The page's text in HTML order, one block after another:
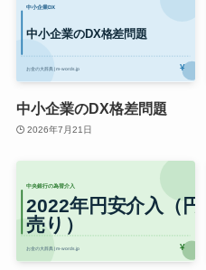
中小企業のDX格差問題
2026年7月21日